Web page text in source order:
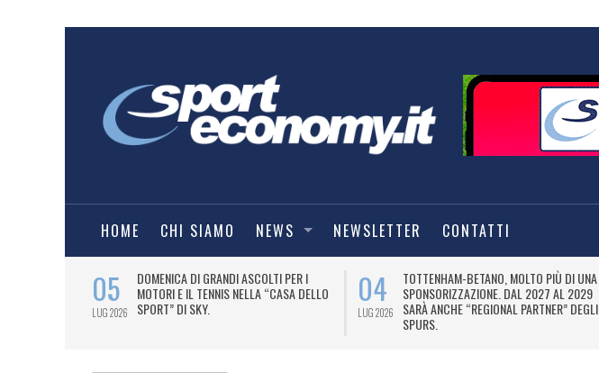
HOME CHI SIAMO NEWS NEWSLETTER CONTATTI
05
LUG 2026
DOMENICA DI GRANDI ASCOLTI PER I
MOTORI E IL TENNIS NELLA “CASA DELLO
SPORT” DI SKY.
04
LUG 2026
TOTTENHAM-BETANO, MOLTO PIÙ DI UNA
SPONSORIZZAZIONE. DAL 2027 AL 2029
SARÀ ANCHE “REGIONAL PARTNER” DEGLI
SPURS.